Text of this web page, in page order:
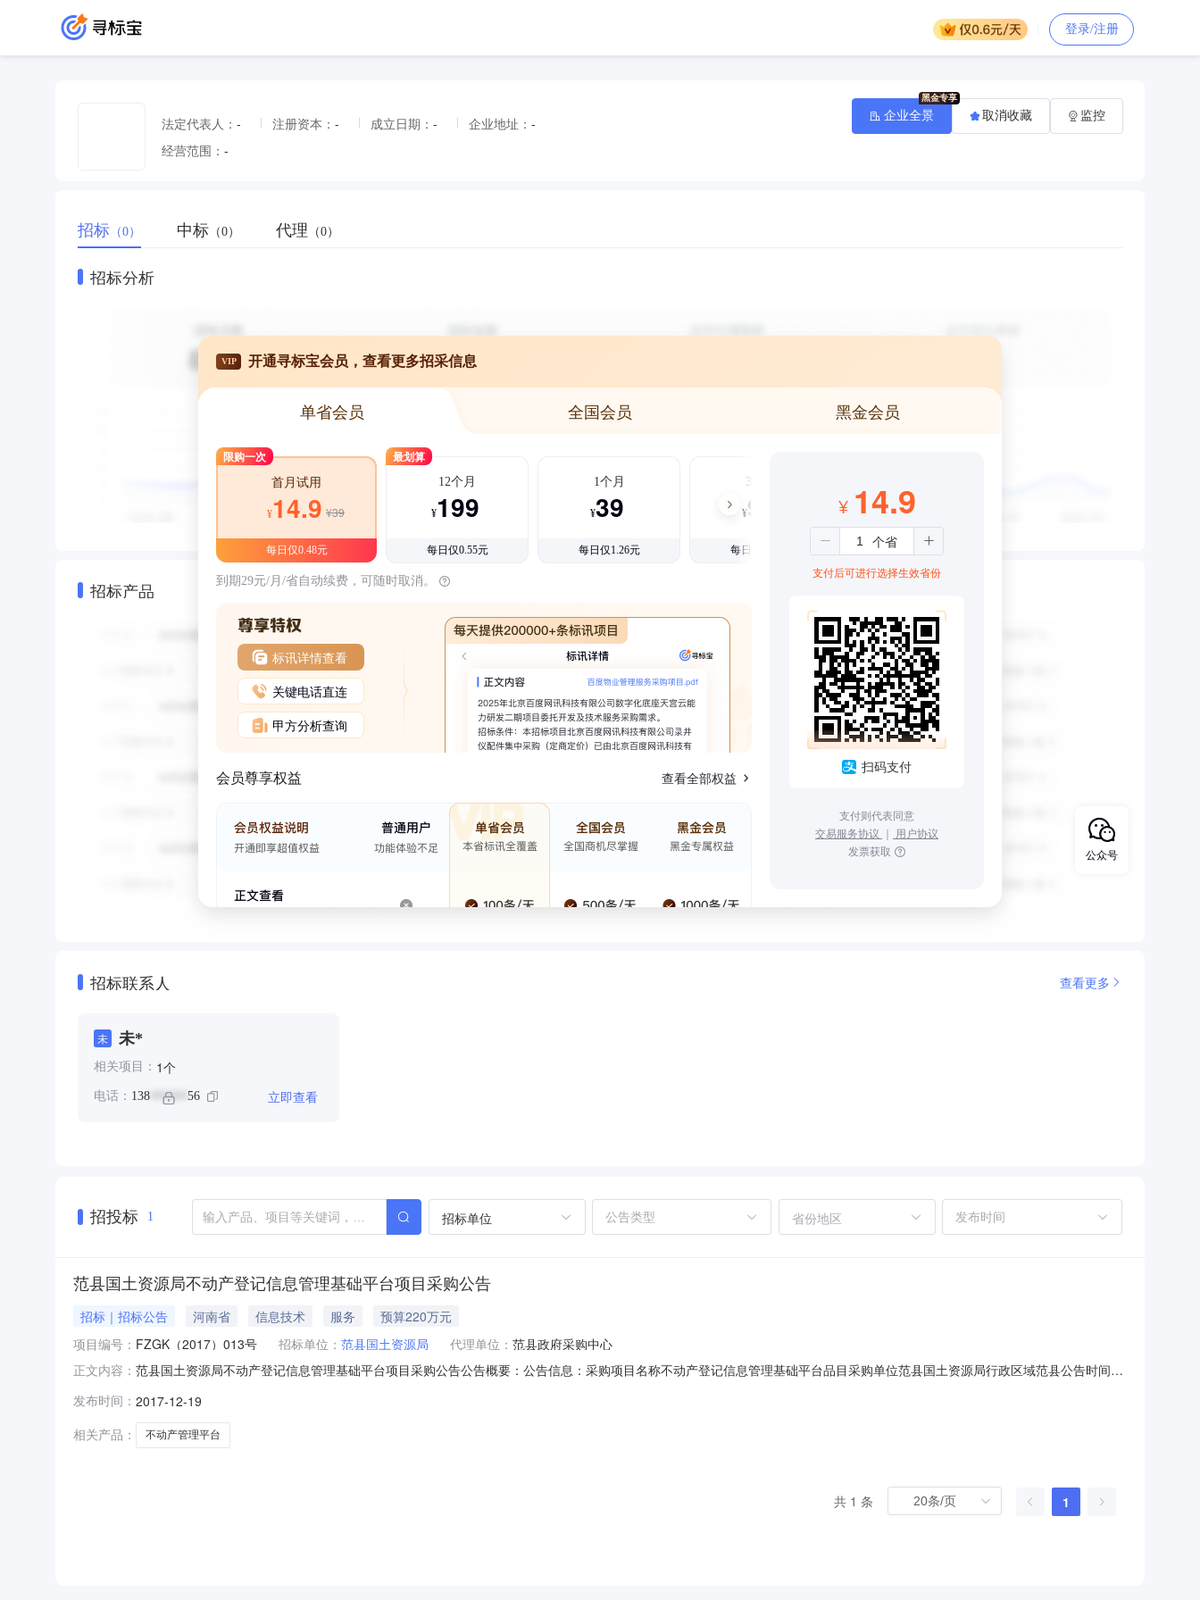
登录/注册
法定代表人： - 注册资本： - 成立日期： - 企业地址： -
经营范围： -
企业全景 取消收藏 监控
招标 （0） 中标 （0） 代理 （0）
招标分析
招标产品
VIP 开通寻标宝会员，查看更多招采信息
单省会员 全国会员 黑金会员
限购一次
首月试用
¥14.9 ¥39
每日仅0.48元
最划算
12个月
¥199
每日仅0.55元
1个月
¥39
每日仅1.26元
3个月
¥99
每日仅1.08元
到期29元/月/省自动续费，可随时取消。
标讯详情查看
关键电话直连
甲方分析查询
会员尊享权益 查看全部权益
¥ 14.9
支付后可进行选择生效省份
扫码支付
支付则代表同意
交易服务协议 ｜ 用户协议
发票获取
招标联系人 查看更多
未 未*
相关项目： 1个
电话： 138 ****** 56 立即查看
招投标 1 招标单位 省份地区
范县国土资源局不动产登记信息管理基础平台项目采购公告
招标｜招标公告 河南省 信息技术 服务
预算220万元
项目编号： FZGK（2017）013号 招标单位： 范县国土资源局 代理单位： 范县政府采购中心
正文内容： 范县国土资源局不动产登记信息管理基础平台项目采购公告公告概要：公告信息：采购项目名称不动产登记信息管理基础平台品目采购单位范县国土资源局行政区域范县公告时间
标地点濮阳市阳光大厦预算金额￥220万元（人民币）联系人及联系方式：项目联系人李率磊项目联系电话13839372856采购单位范县国土资源局采购
发布时间： 2017-12-19
相关产品：
不动产管理平台
共 1 条 1
公众号